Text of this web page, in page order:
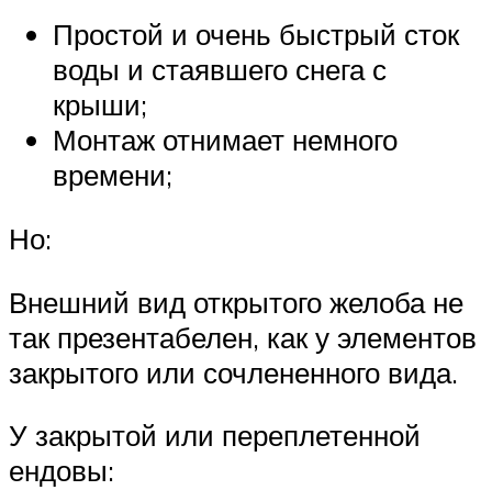
Простой и очень быстрый сток
воды и стаявшего снега с
крыши;
Монтаж отнимает немного
времени;
Но:
Внешний вид открытого желоба не
так презентабелен, как у элементов
закрытого или сочлененного вида.
У закрытой или переплетенной
ендовы: